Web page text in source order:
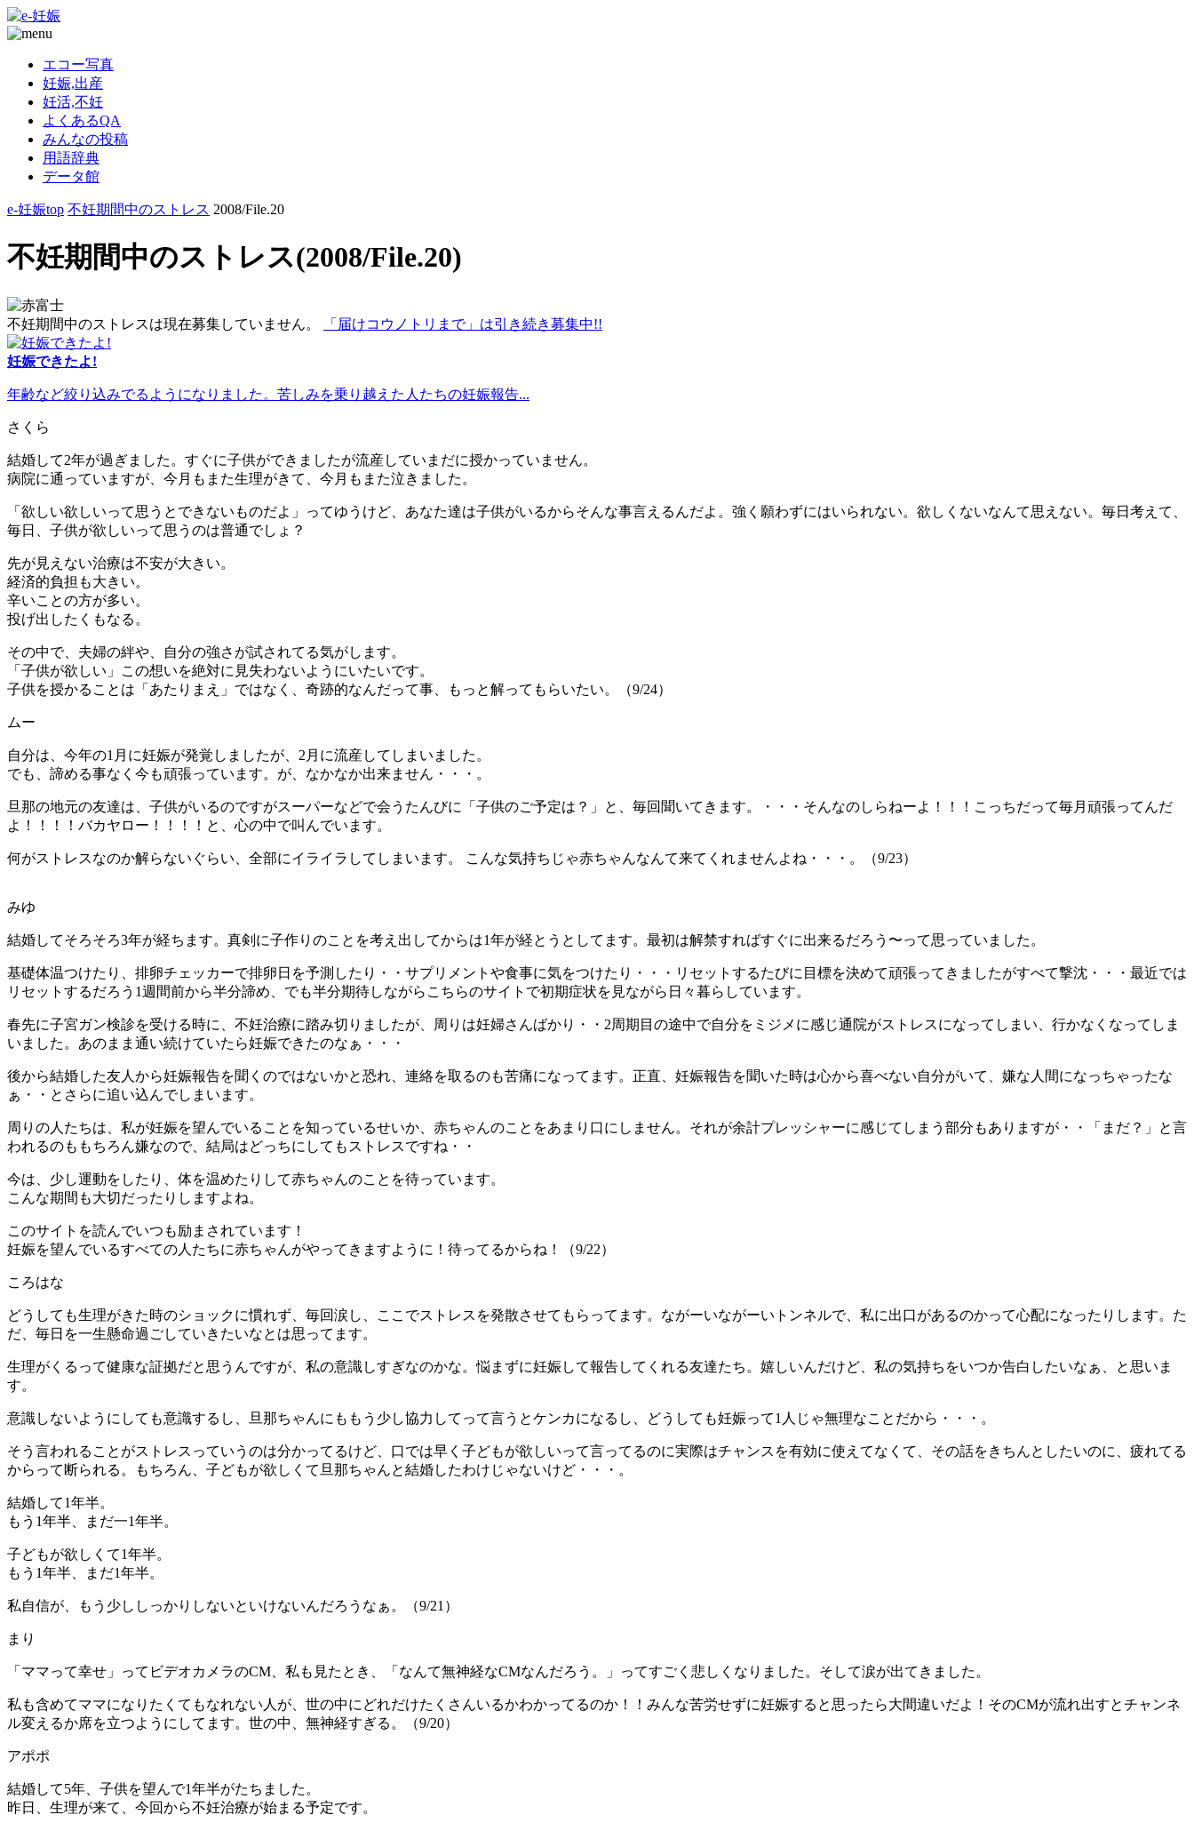
エコー写真
妊娠,出産
妊活,不妊
よくあるQA
みんなの投稿
用語辞典
データ館
e-妊娠top 不妊期間中のストレス 2008/File.20
不妊期間中のストレス(2008/File.20)
不妊期間中のストレスは現在募集していません。 「届けコウノトリまで」は引き続き募集中!!
妊娠できたよ!
年齢など絞り込みでるようになりました。苦しみを乗り越えた人たちの妊娠報告...
さくら
結婚して2年が過ぎました。すぐに子供ができましたが流産していまだに授かっていません。
病院に通っていますが、今月もまた生理がきて、今月もまた泣きました。
「欲しい欲しいって思うとできないものだよ」ってゆうけど、あなた達は子供がいるからそんな事言えるんだよ。強く願わずにはいられない。欲しくないなんて思えない。毎日考えて、
毎日、子供が欲しいって思うのは普通でしょ？
先が見えない治療は不安が大きい。
経済的負担も大きい。
辛いことの方が多い。
投げ出したくもなる。
その中で、夫婦の絆や、自分の強さが試されてる気がします。
「子供が欲しい」この想いを絶対に見失わないようにいたいです。
子供を授かることは「あたりまえ」ではなく、奇跡的なんだって事、もっと解ってもらいたい。（9/24）
ムー
自分は、今年の1月に妊娠が発覚しましたが、2月に流産してしまいました。
でも、諦める事なく今も頑張っています。が、なかなか出来ません・・・。
旦那の地元の友達は、子供がいるのですがスーパーなどで会うたんびに「子供のご予定は？」と、毎回聞いてきます。・・・そんなのしらねーよ！！！こっちだって毎月頑張ってんだ
よ！！！！バカヤロー！！！！と、心の中で叫んでいます。
何がストレスなのか解らないぐらい、全部にイライラしてしまいます。 こんな気持ちじゃ赤ちゃんなんて来てくれませんよね・・・。（9/23）
みゆ
結婚してそろそろ3年が経ちます。真剣に子作りのことを考え出してからは1年が経とうとしてます。最初は解禁すればすぐに出来るだろう〜って思っていました。
基礎体温つけたり、排卵チェッカーで排卵日を予測したり・・サプリメントや食事に気をつけたり・・・リセットするたびに目標を決めて頑張ってきましたがすべて撃沈・・・最近では
リセットするだろう1週間前から半分諦め、でも半分期待しながらこちらのサイトで初期症状を見ながら日々暮らしています。
春先に子宮ガン検診を受ける時に、不妊治療に踏み切りましたが、周りは妊婦さんばかり・・2周期目の途中で自分をミジメに感じ通院がストレスになってしまい、行かなくなってしま
いました。あのまま通い続けていたら妊娠できたのなぁ・・・
後から結婚した友人から妊娠報告を聞くのではないかと恐れ、連絡を取るのも苦痛になってます。正直、妊娠報告を聞いた時は心から喜べない自分がいて、嫌な人間になっちゃったな
ぁ・・とさらに追い込んでしまいます。
周りの人たちは、私が妊娠を望んでいることを知っているせいか、赤ちゃんのことをあまり口にしません。それが余計プレッシャーに感じてしまう部分もありますが・・「まだ？」と言
われるのももちろん嫌なので、結局はどっちにしてもストレスですね・・
今は、少し運動をしたり、体を温めたりして赤ちゃんのことを待っています。
こんな期間も大切だったりしますよね。
このサイトを読んでいつも励まされています！
妊娠を望んでいるすべての人たちに赤ちゃんがやってきますように！待ってるからね！（9/22）
ころはな
どうしても生理がきた時のショックに慣れず、毎回涙し、ここでストレスを発散させてもらってます。ながーいながーいトンネルで、私に出口があるのかって心配になったりします。た
だ、毎日を一生懸命過ごしていきたいなとは思ってます。
生理がくるって健康な証拠だと思うんですが、私の意識しすぎなのかな。悩まずに妊娠して報告してくれる友達たち。嬉しいんだけど、私の気持ちをいつか告白したいなぁ、と思いま
す。
意識しないようにしても意識するし、旦那ちゃんにももう少し協力してって言うとケンカになるし、どうしても妊娠って1人じゃ無理なことだから・・・。
そう言われることがストレスっていうのは分かってるけど、口では早く子どもが欲しいって言ってるのに実際はチャンスを有効に使えてなくて、その話をきちんとしたいのに、疲れてる
からって断られる。もちろん、子どもが欲しくて旦那ちゃんと結婚したわけじゃないけど・・・。
結婚して1年半。
もう1年半、まだ一1年半。
子どもが欲しくて1年半。
もう1年半、まだ1年半。
私自信が、もう少ししっかりしないといけないんだろうなぁ。（9/21）
まり
「ママって幸せ」ってビデオカメラのCM、私も見たとき、「なんて無神経なCMなんだろう。」ってすごく悲しくなりました。そして涙が出てきました。
私も含めてママになりたくてもなれない人が、世の中にどれだけたくさんいるかわかってるのか！！みんな苦労せずに妊娠すると思ったら大間違いだよ！そのCMが流れ出すとチャンネ
ル変えるか席を立つようにしてます。世の中、無神経すぎる。（9/20）
アポポ
結婚して5年、子供を望んで1年半がたちました。
昨日、生理が来て、今回から不妊治療が始まる予定です。